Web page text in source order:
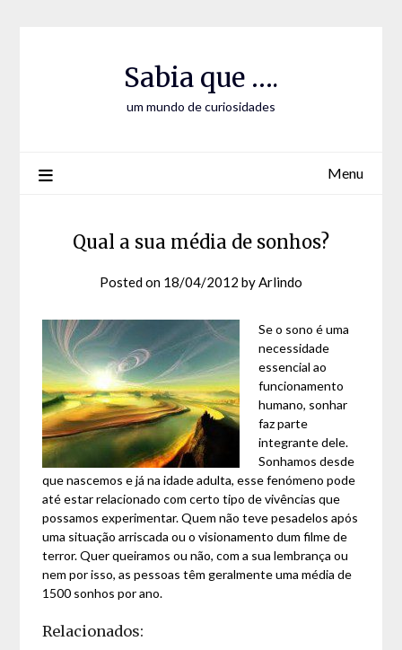
Sabia que ….
um mundo de curiosidades
Menu
Qual a sua média de sonhos?
Posted on 18/04/2012 byArlindo
Se o sono é uma
necessidade
essencial ao
funcionamento
humano, sonhar
faz parte
integrante dele.
Sonhamos desde
que nascemos e já na idade adulta, esse fenómeno pode
até estar relacionado com certo tipo de vivências que
possamos experimentar. Quem não teve pesadelos após
uma situação arriscada ou o visionamento dum filme de
terror. Quer queiramos ou não, com a sua lembrança ou
nem por isso, as pessoas têm geralmente uma média de
1500 sonhos por ano.
Relacionados: